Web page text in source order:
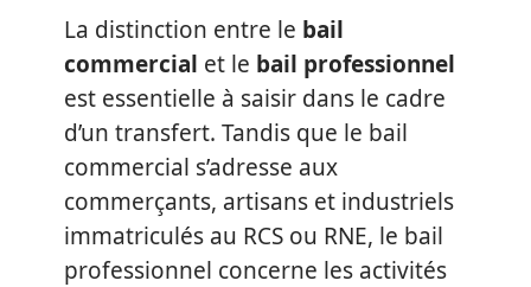
La distinction entre le bail
commercial et le bail professionnel
est essentielle à saisir dans le cadre
d’un transfert. Tandis que le bail
commercial s’adresse aux
commerçants, artisans et industriels
immatriculés au RCS ou RNE, le bail
professionnel concerne les activités